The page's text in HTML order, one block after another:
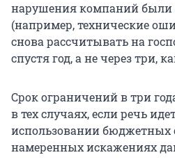
нарушения компаний были
(например, технические
снова рассчитывать на
спустя год, а не через три,
Срок ограничений в три
в тех случаях, если речь
использовании бюджетных
намеренных искажениях